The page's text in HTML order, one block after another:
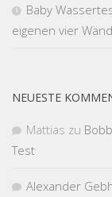
Baby
eigenen vier
NEUESTE
Mattias zu
Test
Alexander